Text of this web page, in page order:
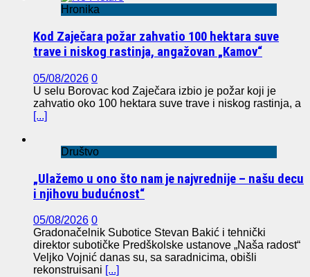
Hronika
Kod Zaječara požar zahvatio 100 hektara suve
trave i niskog rastinja, angažovan „Kamov“
05/08/2026 0
U selu Borovac kod Zaječara izbio je požar koji je
zahvatio oko 100 hektara suve trave i niskog rastinja, a
[...]
Društvo
„Ulažemo u ono što nam je najvrednije – našu decu
i njihovu budućnost“
05/08/2026 0
Gradonačelnik Subotice Stevan Bakić i tehnički
direktor subotičke Predškolske ustanove „Naša radost“
Veljko Vojnić danas su, sa saradnicima, obišli
rekonstruisani [...]